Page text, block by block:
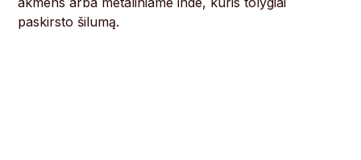
paskirsto šilumą.